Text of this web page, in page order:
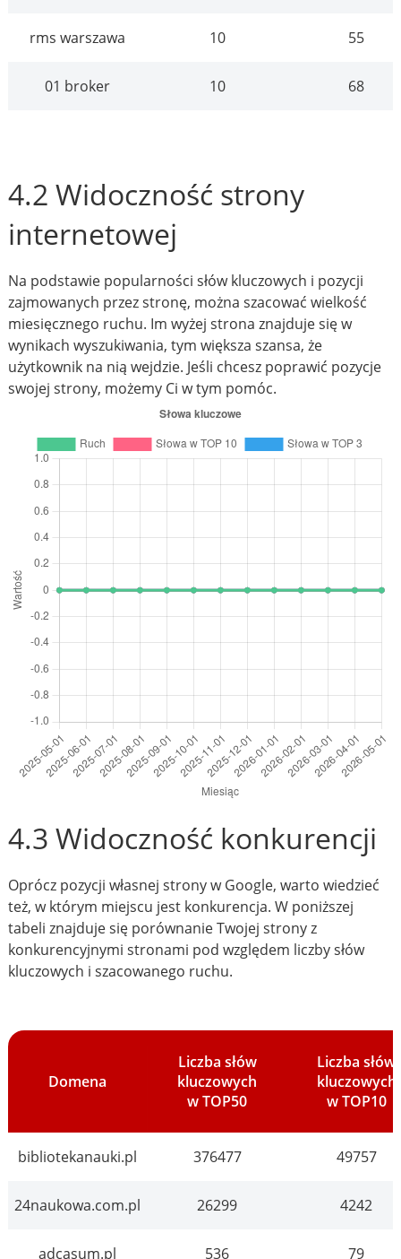
rms warszawa 10 55
01 broker 10 68
4.2 Widoczność strony
internetowej
Na podstawie popularności słów kluczowych i pozycji
zajmowanych przez stronę, można szacować wielkość
miesięcznego ruchu. Im wyżej strona znajduje się w
wynikach wyszukiwania, tym większa szansa, że
użytkownik na nią wejdzie. Jeśli chcesz poprawić pozycje
swojej strony, możemy Ci w tym pomóc.
4.3 Widoczność konkurencji
Oprócz pozycji własnej strony w Google, warto wiedzieć
też, w którym miejscu jest konkurencja. W poniższej
tabeli znajduje się porównanie Twojej strony z
konkurencyjnymi stronami pod względem liczby słów
kluczowych i szacowanego ruchu.
Domena
Liczba słów
kluczowych
w TOP50
Liczba słów
kluczowych
w TOP10
bibliotekanauki.pl 376477 49757
24naukowa.com.pl 26299 4242
adcasum.pl 536 79